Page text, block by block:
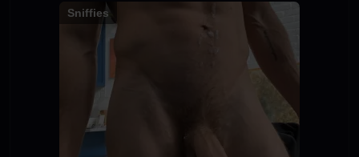
Sniffies